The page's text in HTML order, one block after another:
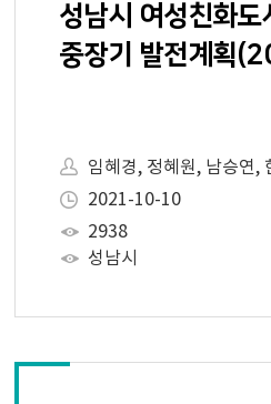
성남시 여성친화
중장기 발전계획
임혜경, 정혜원, 남승연,
2021-10-10
2938
성남시